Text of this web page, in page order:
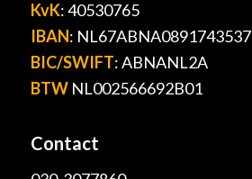
KvK: 40530765
IBAN: NL67ABNA0891743537
BIC/SWIFT: ABNANL2A
BTWNL002566692B01
Contact